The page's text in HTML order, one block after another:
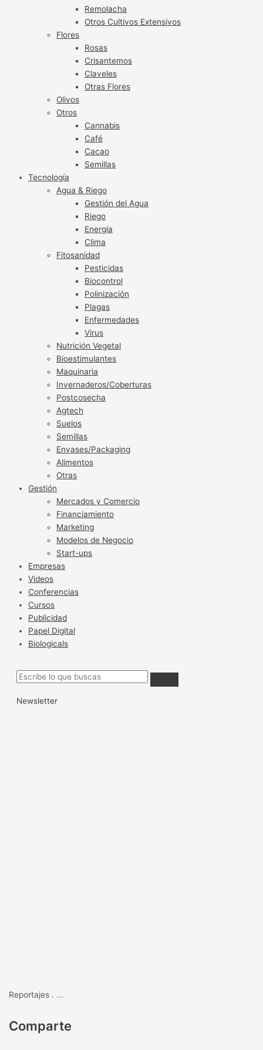
Remolacha
Otros Cultivos Extensivos
Flores
Rosas
Crisantemos
Claveles
Otras Flores
Olivos
Otros
Cannabis
Café
Cacao
Semillas
Tecnología
Agua & Riego
Gestión del Agua
Riego
Energía
Clima
Fitosanidad
Pesticidas
Biocontrol
Polinización
Plagas
Enfermedades
Virus
Nutrición Vegetal
Bioestimulantes
Maquinaria
Invernaderos/Coberturas
Postcosecha
Agtech
Suelos
Semillas
Envases/Packaging
Alimentos
Otras
Gestión
Mercados y Comercio
Financiamiento
Marketing
Modelos de Negocio
Start-ups
Empresas
Videos
Conferencias
Cursos
Publicidad
Papel Digital
Biologicals
Newsletter
Reportajes . ...
Comparte